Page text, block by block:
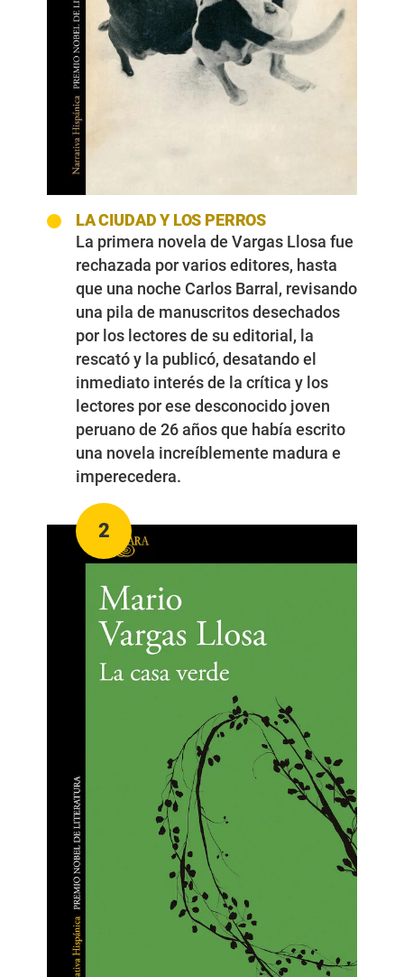
LA CIUDAD Y LOS PERROS
La primera novela de Vargas Llosa fue
rechazada por varios editores, hasta
que una noche Carlos Barral, revisando
una pila de manuscritos desechados
por los lectores de su editorial, la
rescató y la publicó, desatando el
inmediato interés de la crítica y los
lectores por ese desconocido joven
peruano de 26 años que había escrito
una novela increíblemente madura e
imperecedera.
2